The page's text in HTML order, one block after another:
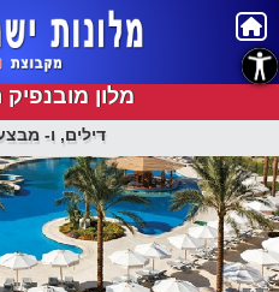
מלון
דילים, ו-
נגישות